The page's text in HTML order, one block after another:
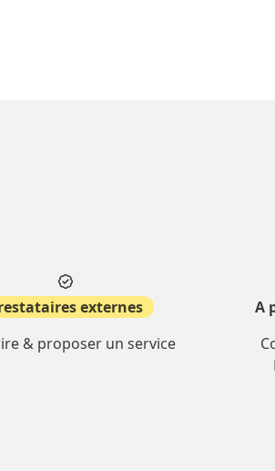
externes
& proposer un service
A